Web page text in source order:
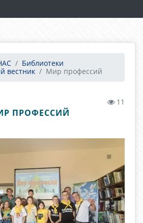
Библиотеки
вестник
Мир профессий
11
ПРОФЕССИЙ